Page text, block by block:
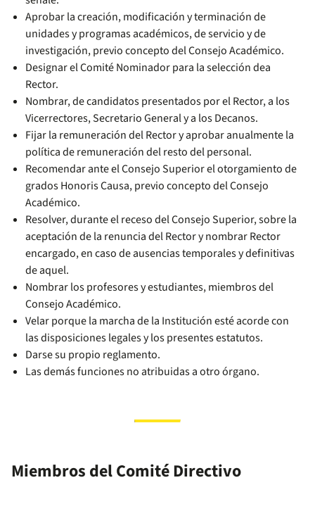
Aprobar la creación, modificación y terminación de
unidades y programas académicos, de servicio y de
investigación, previo concepto del Consejo Académico.
Designar el Comité Nominador para la selección dea
Rector.
Nombrar, de candidatos presentados por el Rector, a los
Vicerrectores, Secretario General y a los Decanos.
Fijar la remuneración del Rector y aprobar anualmente la
política de remuneración del resto del personal.
Recomendar ante el Consejo Superior el otorgamiento de
grados Honoris Causa, previo concepto del Consejo
Académico.
Resolver, durante el receso del Consejo Superior, sobre la
aceptación de la renuncia del Rector y nombrar Rector
encargado, en caso de ausencias temporales y definitivas
de aquel.
Nombrar los profesores y estudiantes, miembros del
Consejo Académico.
Velar porque la marcha de la Institución esté acorde con
las disposiciones legales y los presentes estatutos.
Darse su propio reglamento.
Las demás funciones no atribuidas a otro órgano.
Miembros del Comité Directivo